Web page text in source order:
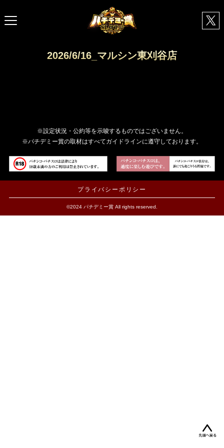
2026/6/16_マルシン東刈谷店
※設定状況・公約等を示唆するものではございません。
※パチデミー賞の取材はすべてガイドラインに遵守しております。
プライバシーポリシー
©2024 パチデミー賞 All rights reserved.